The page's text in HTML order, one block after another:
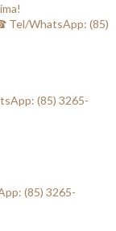
⠀
Tel/WhatsApp: (85)
(85) 3265-